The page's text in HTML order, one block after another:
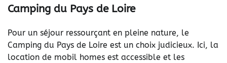
Camping du Pays de Loire
Pour un séjour ressourçant en pleine nature, le
Camping du Pays de Loire est un choix judicieux. Ici, la
location de mobil homes est accessible et les